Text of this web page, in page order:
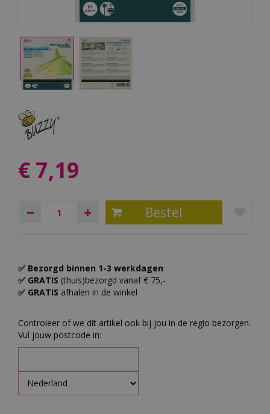
€ 7,19
✅ Bezorgd binnen 1-3 werkdagen
✅ GRATIS (thuis)bezorgd vanaf € 75,-
✅ GRATIS afhalen in de winkel
Controleer of we dit artikel ook bij jou in de regio bezorgen.
Vul jouw postcode in: